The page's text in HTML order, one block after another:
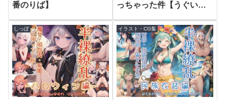
っちゃった件【うぐいす
番のりば】
しっぽ イラスト・CG集